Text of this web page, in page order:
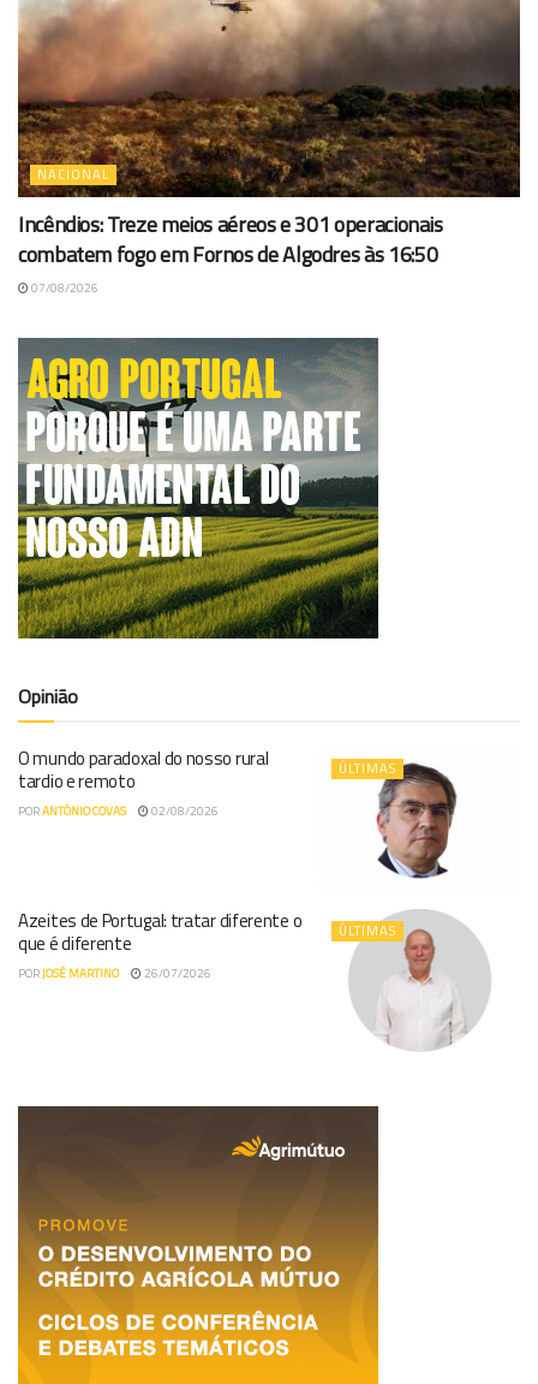
NACIONAL
Incêndios: Treze meios aéreos e 301 operacionais
combatem fogo em Fornos de Algodres às 16:50
07/08/2026
Opinião
ÚLTIMAS
O mundo paradoxal do nosso rural
tardio e remoto
PORANTÓNIO COVAS 02/08/2026
ÚLTIMAS
Azeites de Portugal: tratar diferente o
que é diferente
PORJOSÉ MARTINO 26/07/2026